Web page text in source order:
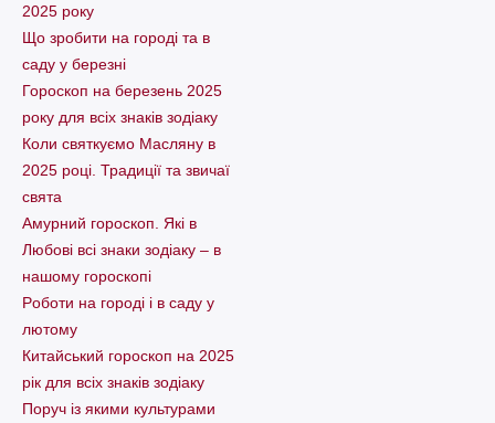
2025 року
Що зробити на городі та в
саду у березні
Гороскоп на березень 2025
року для всіх знаків зодіаку
Коли святкуємо Масляну в
2025 році. Традиції та звичаї
свята
Амурний гороскоп. Які в
Любові всі знаки зодіаку – в
нашому гороскопі
Pоботи на городі і в саду у
лютому
Китайський гороскоп на 2025
рік для всіх знаків зодіаку
Поруч із якими культурами